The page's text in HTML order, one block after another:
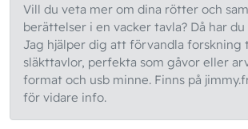
Vill du veta mer om dina rötter och
berättelser i en vacker tavla? Då har
Jag hjälper dig att förvandla forskning
släkttavlor, perfekta som gåvor eller
format och usb minne. Finns på
för vidare info.